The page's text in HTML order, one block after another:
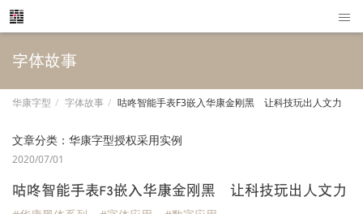
字体故事
华康字型 字体故事 咕咚智能手表F3嵌入华康金刚黑 让科技玩出人文力
文章分类： 华康字型授权采用实例
2020/07/01
咕咚智能手表F3嵌入华康金刚黑 让科技玩出人文力